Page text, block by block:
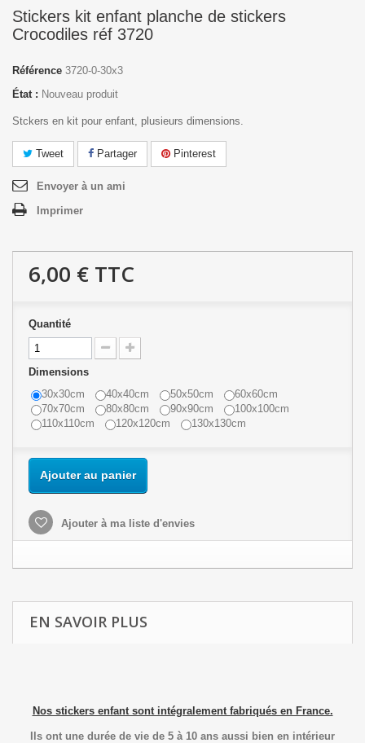
Stickers kit enfant planche de stickers
Crocodiles réf 3720
Référence 3720-0-30x3
État : Nouveau produit
Stckers en kit pour enfant, plusieurs dimensions.
Tweet Partager Pinterest
Envoyer à un ami
Imprimer
6,00 € TTC
Quantité
Dimensions
30x30cm
40x40cm 50x50cm
60x60cm
70x70cm
80x80cm 90x90cm
100x100cm
110x110cm
120x120cm 130x130cm
Ajouter au panier
Ajouter à ma liste d'envies
EN SAVOIR PLUS
Nos stickers enfant sont intégralement fabriqués en France.
Ils ont une durée de vie de 5 à 10 ans aussi bien en intérieur